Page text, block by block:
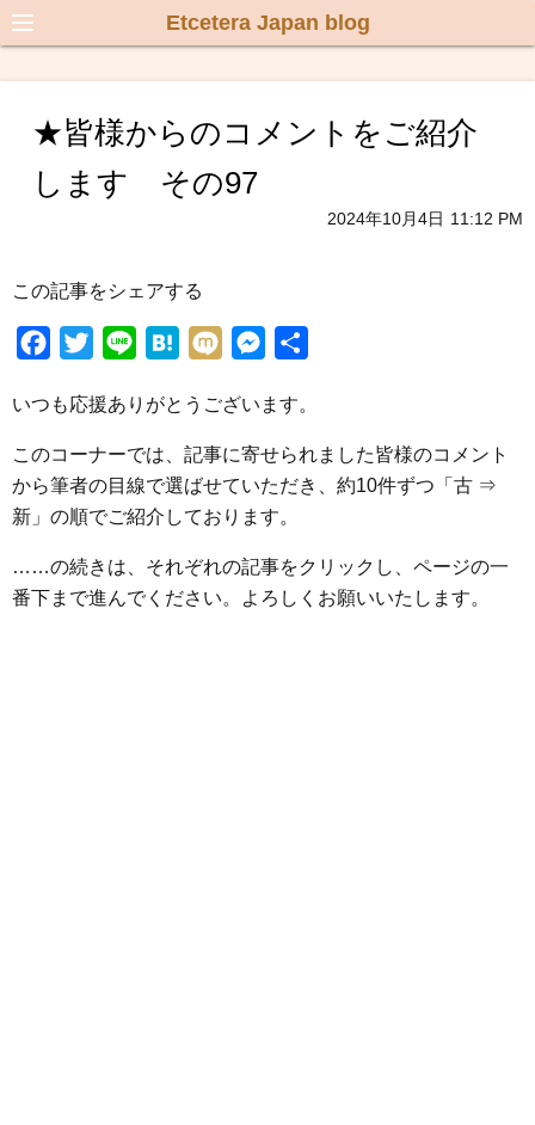
Etcetera Japan blog
★皆様からのコメントをご紹介
します その97
2024年10月4日 11:12 PM
この記事をシェアする
c
b
o
k
i
t
t
e
n
H
t
e
n
a
M
x
s
e
n
e
r
いつも応援ありがとうございます。
このコーナーでは、記事に寄せられました皆様のコメント
から筆者の目線で選ばせていただき、約10件ずつ「古 ⇒
新」の順でご紹介しております。
……の続きは、それぞれの記事をクリックし、ページの一
番下まで進んでください。よろしくお願いいたします。